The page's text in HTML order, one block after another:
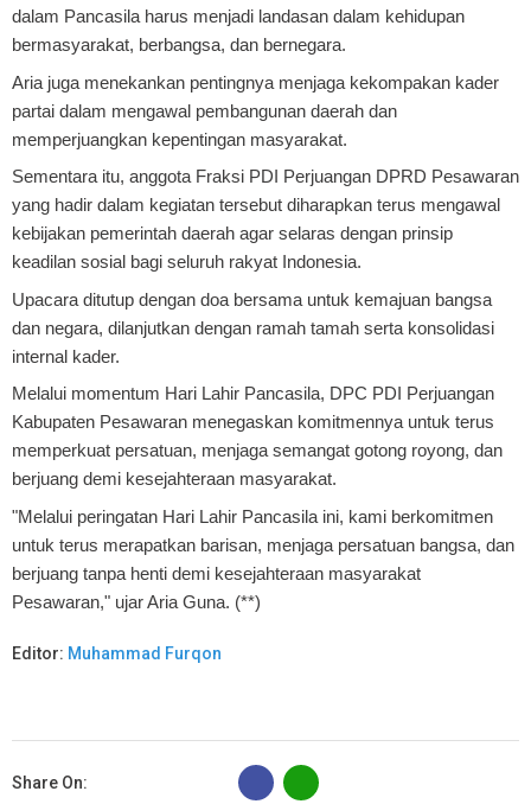
dalam Pancasila harus menjadi landasan dalam kehidupan
bermasyarakat, berbangsa, dan bernegara.
Aria juga menekankan pentingnya menjaga kekompakan kader
partai dalam mengawal pembangunan daerah dan
memperjuangkan kepentingan masyarakat.
Sementara itu, anggota Fraksi PDI Perjuangan DPRD Pesawaran
yang hadir dalam kegiatan tersebut diharapkan terus mengawal
kebijakan pemerintah daerah agar selaras dengan prinsip
keadilan sosial bagi seluruh rakyat Indonesia.
Upacara ditutup dengan doa bersama untuk kemajuan bangsa
dan negara, dilanjutkan dengan ramah tamah serta konsolidasi
internal kader.
Melalui momentum Hari Lahir Pancasila, DPC PDI Perjuangan
Kabupaten Pesawaran menegaskan komitmennya untuk terus
memperkuat persatuan, menjaga semangat gotong royong, dan
berjuang demi kesejahteraan masyarakat.
"Melalui peringatan Hari Lahir Pancasila ini, kami berkomitmen
untuk terus merapatkan barisan, menjaga persatuan bangsa, dan
berjuang tanpa henti demi kesejahteraan masyarakat
Pesawaran," ujar Aria Guna. (**)
Editor: Muhammad Furqon
Share On:
B